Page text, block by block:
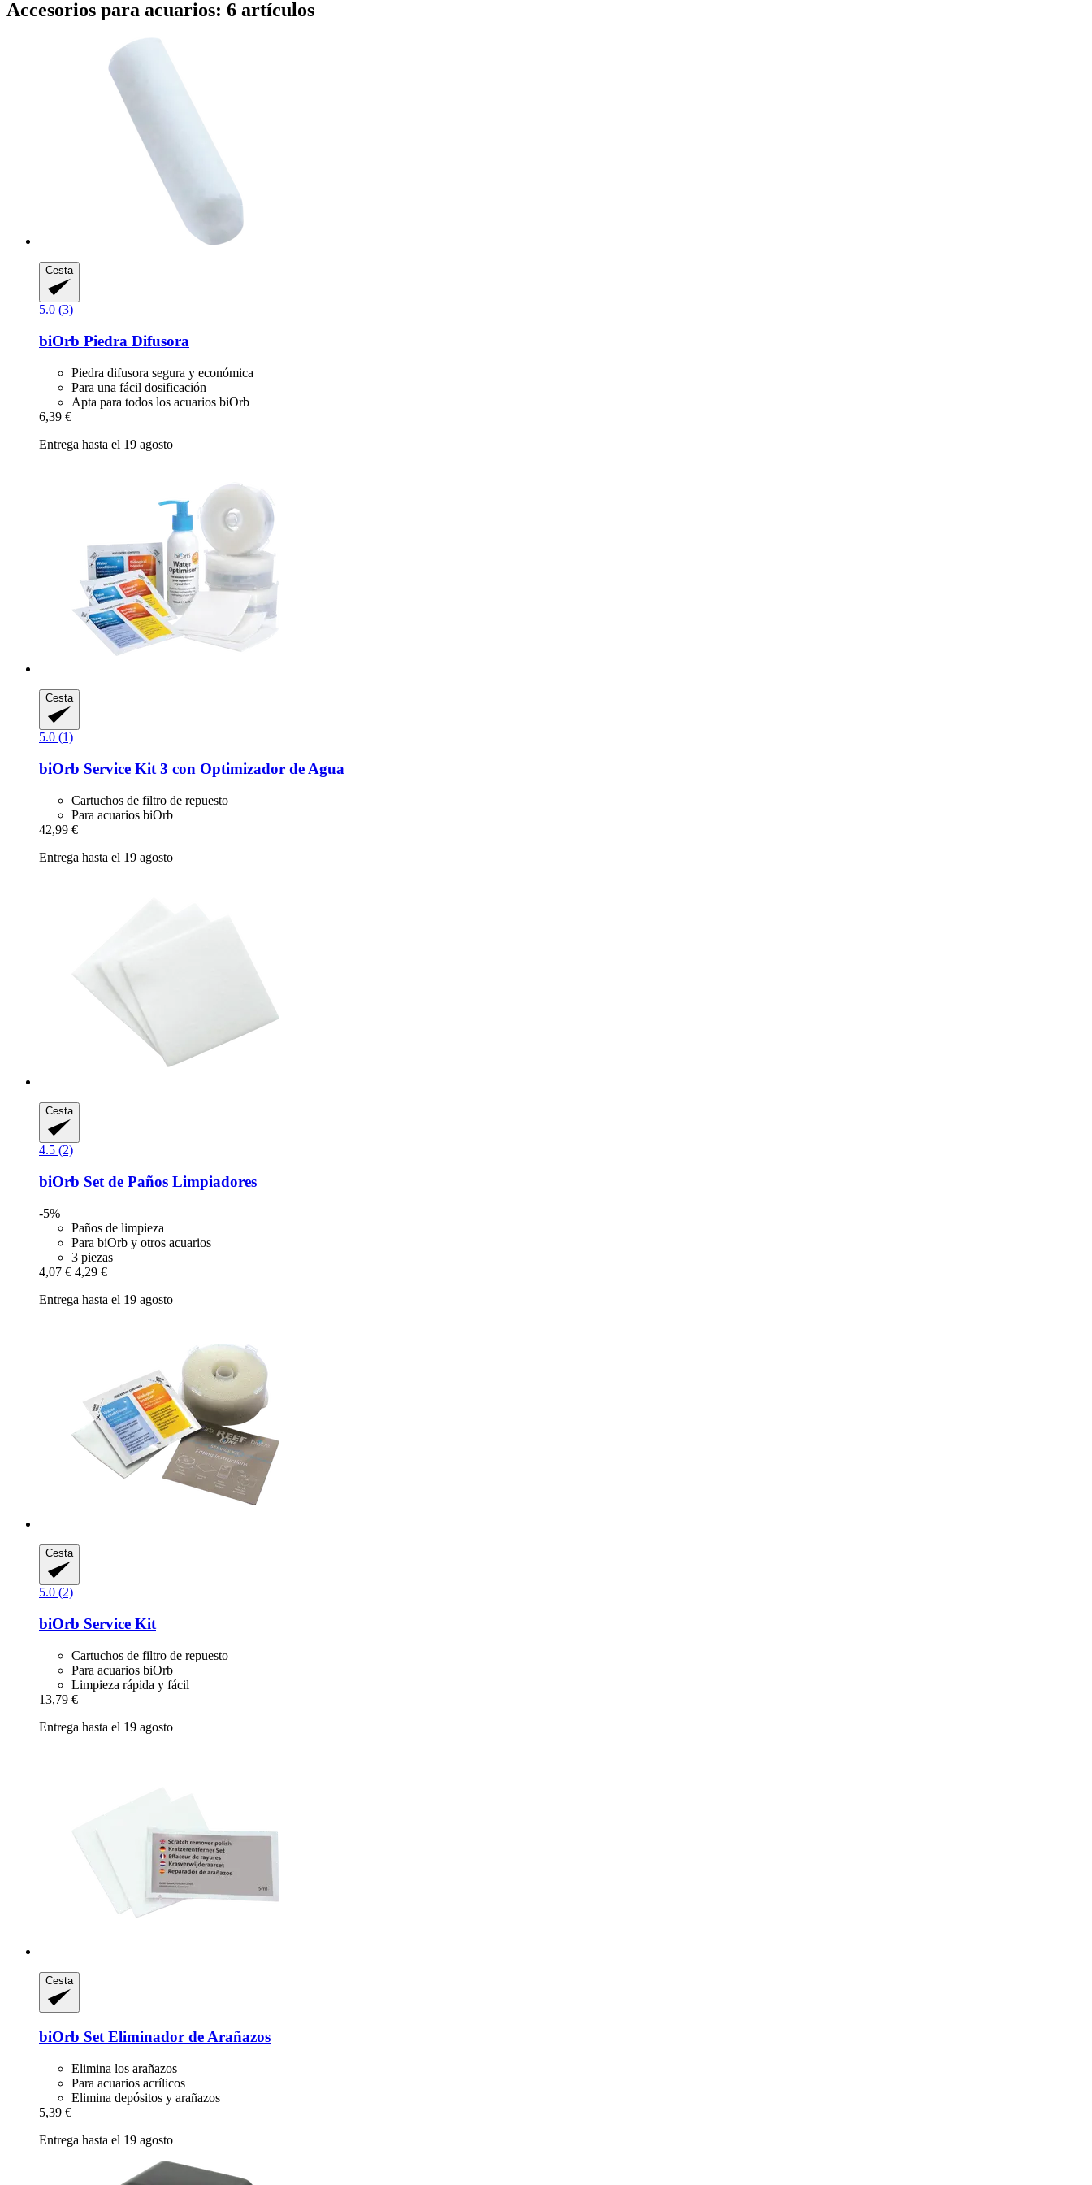
Accesorios para acuarios: 6 artículos
Cesta
5.0 (3)
biOrb Piedra Difusora
Piedra difusora segura y económica
Para una fácil dosificación
Apta para todos los acuarios biOrb
6,39 €
Entrega hasta el 19 agosto
Cesta
5.0 (1)
biOrb Service Kit 3 con Optimizador de Agua
Cartuchos de filtro de repuesto
Para acuarios biOrb
42,99 €
Entrega hasta el 19 agosto
Cesta
4.5 (2)
biOrb Set de Paños Limpiadores
-5%
Paños de limpieza
Para biOrb y otros acuarios
3 piezas
4,07 € 4,29 €
Entrega hasta el 19 agosto
Cesta
5.0 (2)
biOrb Service Kit
Cartuchos de filtro de repuesto
Para acuarios biOrb
Limpieza rápida y fácil
13,79 €
Entrega hasta el 19 agosto
Cesta
biOrb Set Eliminador de Arañazos
Elimina los arañazos
Para acuarios acrílicos
Elimina depósitos y arañazos
5,39 €
Entrega hasta el 19 agosto